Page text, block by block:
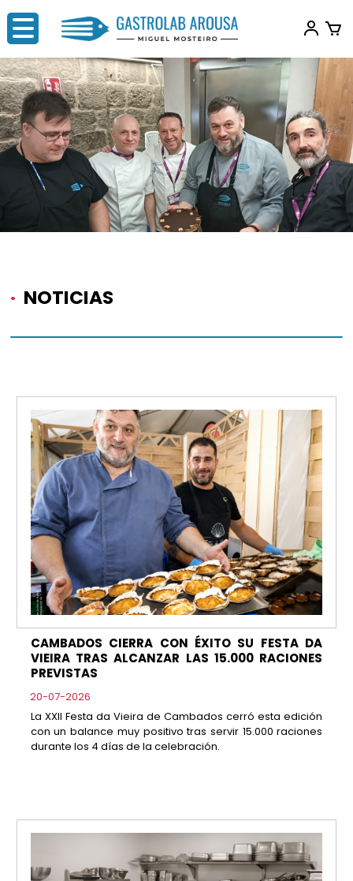
· NOTICIAS
CAMBADOS CIERRA CON ÉXITO SU FESTA DA
VIEIRA TRAS ALCANZAR LAS 15.000 RACIONES
PREVISTAS
20-07-2026
La XXII Festa da Vieira de Cambados cerró esta edición
con un balance muy positivo tras servir 15.000 raciones
durante los 4 días de la celebración.